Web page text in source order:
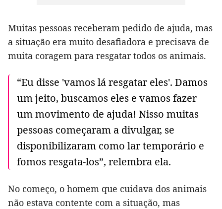
Muitas pessoas receberam pedido de ajuda, mas
a situação era muito desafiadora e precisava de
muita coragem para resgatar todos os animais.
“Eu disse 'vamos lá resgatar eles'. Damos
um jeito, buscamos eles e vamos fazer
um movimento de ajuda! Nisso muitas
pessoas começaram a divulgar, se
disponibilizaram como lar temporário e
fomos resgata-los”, relembra ela.
No começo, o homem que cuidava dos animais
não estava contente com a situação, mas